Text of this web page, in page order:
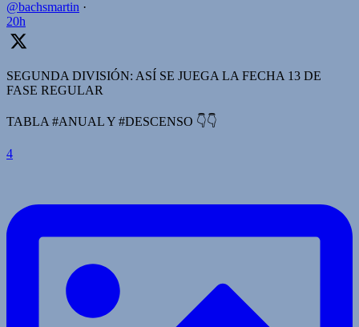
@bachsmartin ·
20h
SEGUNDA DIVISIÓN: ASÍ SE JUEGA LA FECHA 13 DE
FASE REGULAR
TABLA #ANUAL Y #DESCENSO 👇👇
4